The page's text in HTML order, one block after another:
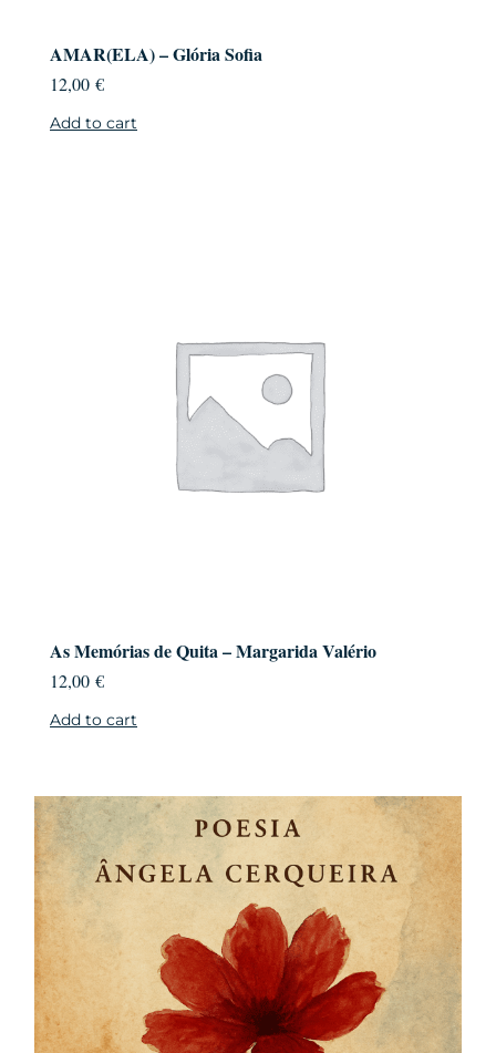
AMAR(ELA) – Glória Sofia
12,00 €
Add to cart
As Memórias de Quita – Margarida Valério
12,00 €
Add to cart